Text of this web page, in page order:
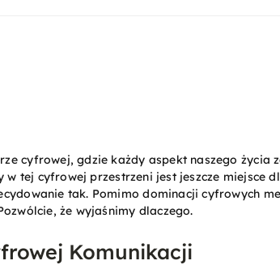
cyfrowej, gdzie każdy aspekt naszego życia
w tej cyfrowej przestrzeni jest jeszcze miejsce
tak. Pomimo dominacji cyfrowych
że wyjaśnimy dlaczego.
Komunikacji